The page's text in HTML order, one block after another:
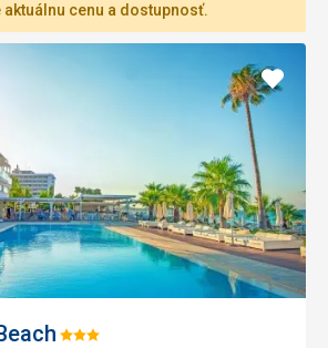
cenu a dostupnosť.
Hodnotenie:
Pridať